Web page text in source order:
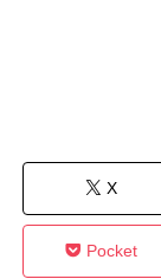
X
Pocket